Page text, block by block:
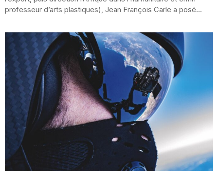
professeur d’arts plastiques), Jean François Carle a posé...